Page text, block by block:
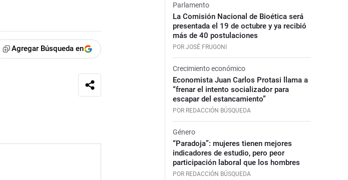
Agregar Búsqueda en
Parlamento
La Comisión Nacional de Bioética será
presentada el 19 de octubre y ya recibió
más de 40 postulaciones
POR JOSÉ FRUGONI
Crecimiento económico
Economista Juan Carlos Protasi llama a
“frenar el intento socializador para
escapar del estancamiento”
POR REDACCIÓN BÚSQUEDA
Género
“Paradoja”: mujeres tienen mejores
indicadores de estudio, pero peor
participación laboral que los hombres
POR REDACCIÓN BÚSQUEDA